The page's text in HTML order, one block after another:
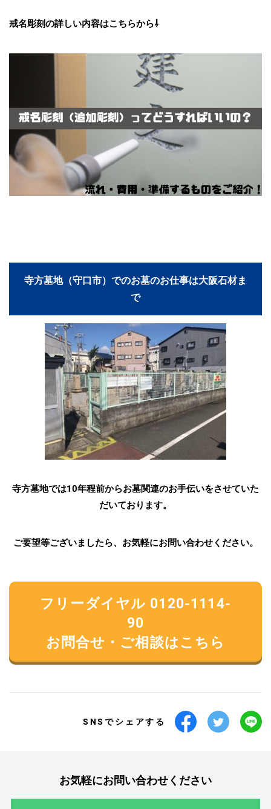
戒名彫刻の詳しい内容はこちらから⇩
寺方墓地（守口市）でのお墓のお仕事は大阪石材ま
で
寺方墓地では10年程前からお墓関連のお手伝いをさせていた
だいております。
ご要望等ございましたら、お気軽にお問い合わせください。
フリーダイヤル 0120-1114-
90
お問合せ・ご相談はこちら
SNSでシェアする
お気軽にお問い合わせください